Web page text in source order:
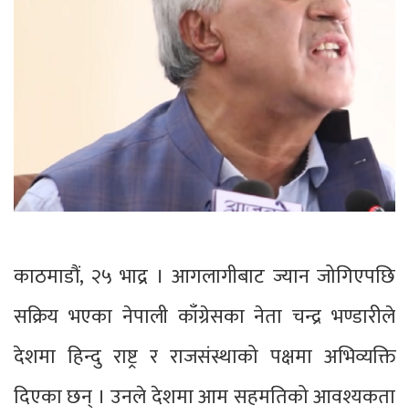
काठमाडौं, २५ भाद्र । आगलागीबाट ज्यान जोगिएपछि
सक्रिय भएका नेपाली काँग्रेसका नेता चन्द्र भण्डारीले
देशमा हिन्दु राष्ट्र र राजसंस्थाको पक्षमा अभिव्यक्ति
दिएका छन् । उनले देशमा आम सहमतिको आवश्यकता